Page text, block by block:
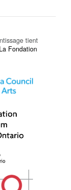
tient
La Fondation